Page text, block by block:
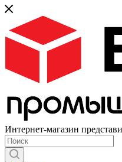
Интернет-магазин